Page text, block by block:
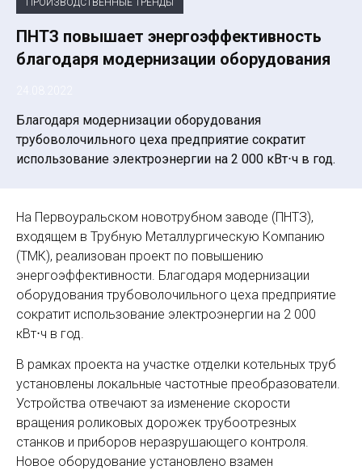
ПРОИЗВОДСТВЕННЫЕ ТРЕНДЫ
ПНТЗ повышает энергоэффективность
благодаря модернизации оборудования
Благодаря модернизации оборудования
трубоволочильного цеха предприятие сократит
использование электроэнергии на 2 000 кВт⋅ч в год.
На Первоуральском новотрубном заводе (ПНТЗ),
входящем в Трубную Металлургическую Компанию
(ТМК), реализован проект по повышению
энергоэффективности. Благодаря модернизации
оборудования трубоволочильного цеха предприятие
сократит использование электроэнергии на 2 000
кВт⋅ч в год.
В рамках проекта на участке отделки котельных труб
установлены локальные частотные преобразователи.
Устройства отвечают за изменение скорости
вращения роликовых дорожек трубоотрезных
станков и приборов неразрушающего контроля.
Новое оборудование установлено взамен